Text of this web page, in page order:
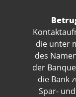
die unter
des
der
die Bank
Spar-